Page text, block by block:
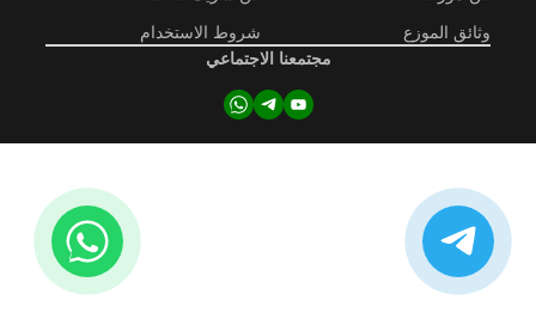
وثائق الموزع
شروط الاستخدام
مجتمعنا الاجتماعي
كن موزعًا
كن شريك DNS